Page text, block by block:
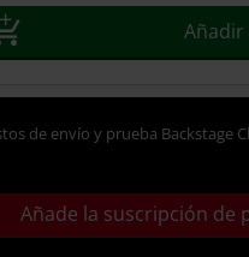
Añadir
de envío y prueba Backstage
Añade la suscripción de